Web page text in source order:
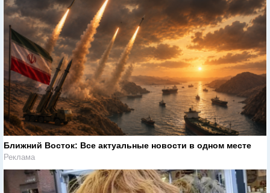
Ближний Восток: Все актуальные новости в одном месте
Реклама